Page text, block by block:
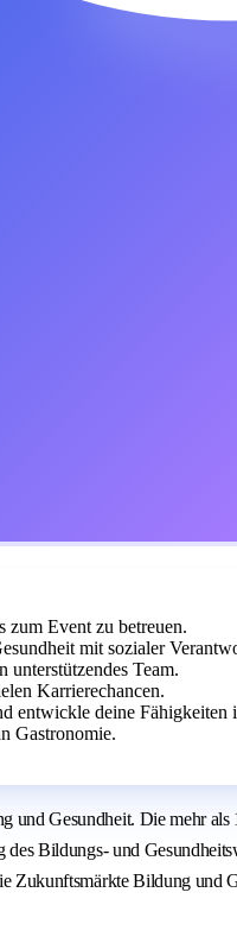
zum Event zu betreuen.
mit sozialer
Team.
Karrierechancen.
entwickle deine Fähigkeiten
Gastronomie.
Gesundheit. Die mehr
Bildungs- und
Bildung